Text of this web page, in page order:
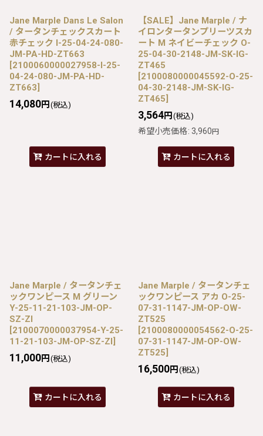
Jane Marple Dans Le Salon
/ タータンチェックスカート
赤チェック I-25-04-24-080-
JM-PA-HD-ZT663
[2100060000027958-I-25-
04-24-080-JM-PA-HD-
ZT663]
14,080円 (税込)
カートに入れる
【SALE】Jane Marple / ナ
イロンタータンプリーツスカ
ート M ネイビーチェック O-
25-04-30-2148-JM-SK-IG-
ZT465
[2100080000045592-O-25-
04-30-2148-JM-SK-IG-
ZT465]
3,564円 (税込)
希望小売価格: 3,960円
カートに入れる
Jane Marple / タータンチェ
ックワンピース M グリーン
Y-25-11-21-103-JM-OP-
SZ-ZI
[2100070000037954-Y-25-
11-21-103-JM-OP-SZ-ZI]
11,000円 (税込)
カートに入れる
Jane Marple / タータンチェ
ックワンピース アカ O-25-
07-31-1147-JM-OP-OW-
ZT525
[2100080000054562-O-25-
07-31-1147-JM-OP-OW-
ZT525]
16,500円 (税込)
カートに入れる